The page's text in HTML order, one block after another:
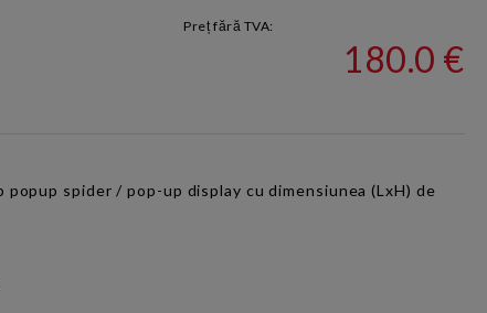
Preț fără TVA:
180.0 €
popup spider/ pop-up display cu dimensiunea (LxH) de